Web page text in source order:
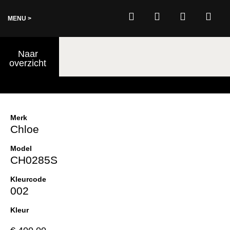
MENU >
Naar
overzicht
0,00
Merk
Chloe
Model
CH0285S
Kleurcode
002
Kleur